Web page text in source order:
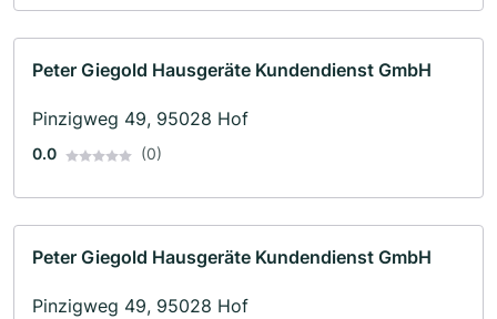
Peter Giegold Hausgeräte Kundendienst GmbH
Pinzigweg 49, 95028 Hof
0.0 (0)
Peter Giegold Hausgeräte Kundendienst GmbH
Pinzigweg 49, 95028 Hof